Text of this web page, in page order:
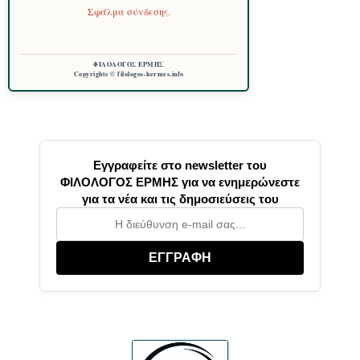
Σφάλμα σύνδεσης.
ΦΙΛΟΛΟΓΟΣ ΕΡΜΗΣ
Copyrights © filologos-hermes.info
Εγγραφείτε στο newsletter του
ΦΙΛΟΛΟΓΟΣ ΕΡΜΗΣ για να ενημερώνεστε
για τα νέα και τις δημοσιεύσεις του
ΕΓΓΡΑΦΗ